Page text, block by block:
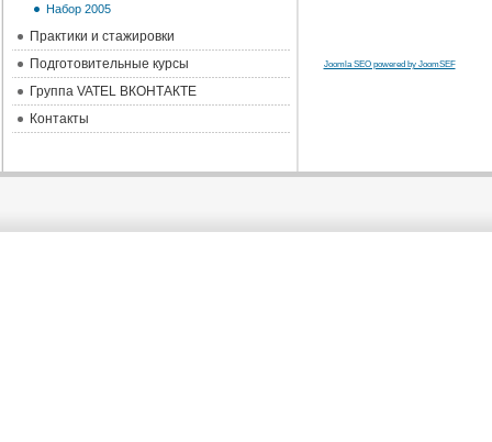
Joomla SEO powered by JoomSEF
Набор 2005
Практики и стажировки
Подготовительные курсы
Группа VATEL ВКОНТАКТЕ
Контакты